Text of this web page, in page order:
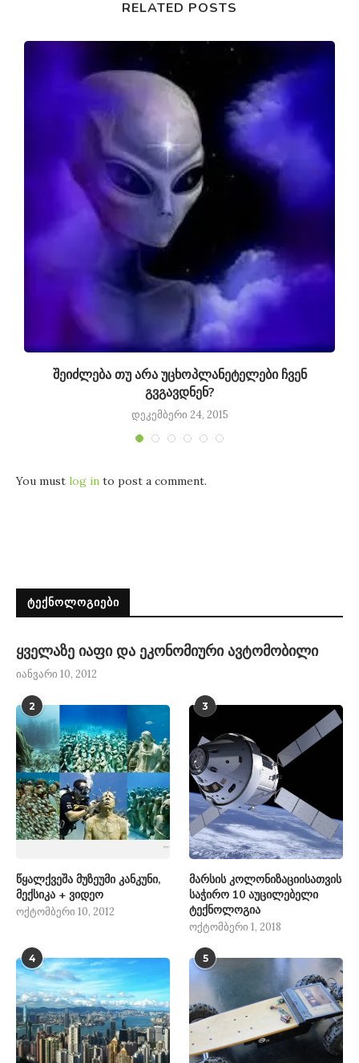
RELATED POSTS
შეიძლება თუ არა უცხოპლანეტელები ჩვენ
გვგავდნენ?
დეკემბერი 24, 2015
You must log in to post a comment.
ᲢᲔᲥᲜᲝᲚᲝᲒᲘᲔᲑᲘ
ყველაზე იაფი და ეკონომიური ავტომობილი
იანვარი 10, 2012
2
წყალქვეშა მუზეუმი კანკუნი,
მექსიკა + ვიდეო
ოქტომბერი 10, 2012
3
მარსის კოლონიზაციისათვის
საჭირო 10 აუცილებელი
ტექნოლოგია
ოქტომბერი 1, 2018
4 5